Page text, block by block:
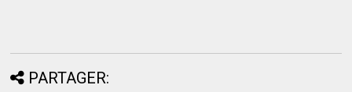
PARTAGER: